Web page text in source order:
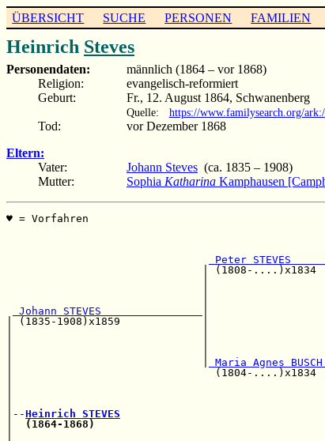
ÜBERSICHT SUCHE PERSONEN FAMILIEN
Heinrich Steves
Personendaten:
männlich (1864 – vor 1868)
Religion:
evangelisch-reformiert
Geburt:
Fr., 12. August 1864, Schwanenberg
Quelle: https://www.familysearch.org/
Tod:
vor Dezember 1868
Eltern:
Vater:
Johann Steves (ca. 1835 – 1908)
Mutter:
Sophia Katharina Kamphausen
♥ =
Peter
|
|
Johann STEVES
| (1835-
|                              |
|                              |
Maria Agnes
|
|
|
|--Heinrich STEVES
(1864-1868)
|